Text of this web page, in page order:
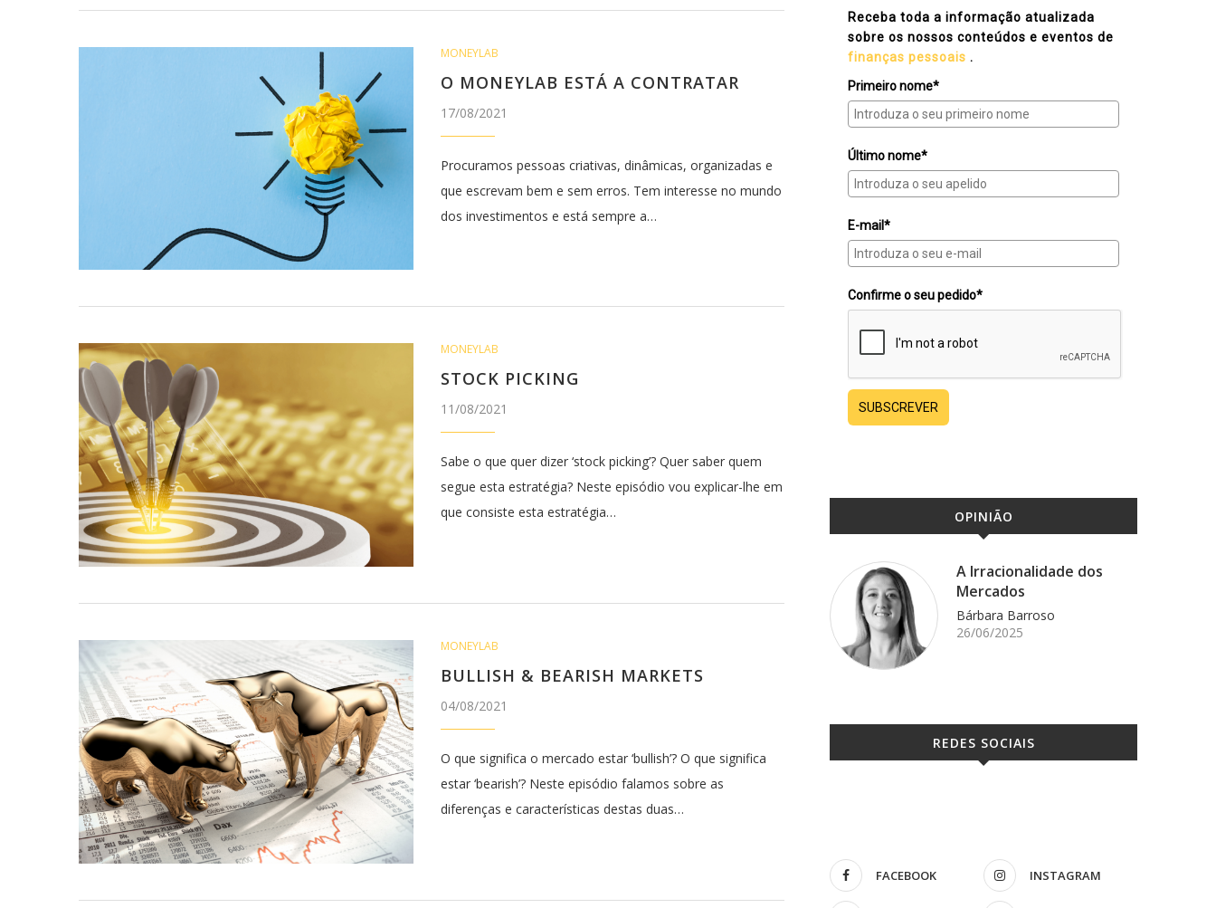
MONEYLAB
O MONEYLAB ESTÁ A CONTRATAR
17/08/2021
Procuramos pessoas criativas, dinâmicas, organizadas e
que escrevam bem e sem erros. Tem interesse no mundo
dos investimentos e está sempre a…
MONEYLAB
STOCK PICKING
11/08/2021
Sabe o que quer dizer ‘stock picking’? Quer saber quem
segue esta estratégia? Neste episódio vou explicar-lhe em
que consiste esta estratégia…
MONEYLAB
BULLISH & BEARISH MARKETS
04/08/2021
O que significa o mercado estar ‘bullish’? O que significa
estar ‘bearish’? Neste episódio falamos sobre as
diferenças e características destas duas…
Receba toda a informação atualizada
sobre os nossos conteúdos e eventos de
finanças pessoais .
Primeiro nome*
Último nome*
E-mail*
Confirme o seu pedido*
SUBSCREVER
OPINIÃO
A Irracionalidade dos
Mercados
Bárbara Barroso
26/06/2025
REDES SOCIAIS
FACEBOOK INSTAGRAM